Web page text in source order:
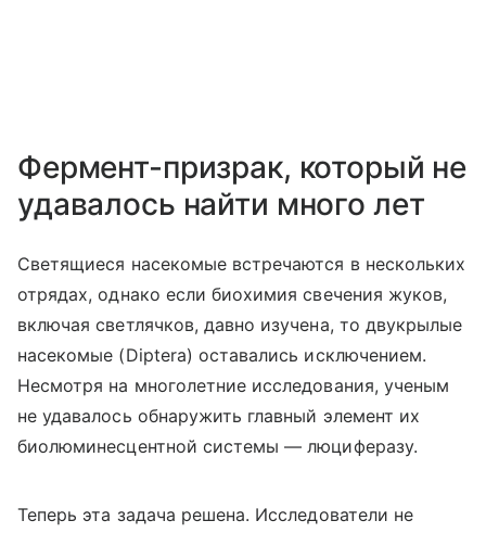
Фермент-призрак, который не
удавалось найти много лет
Светящиеся насекомые встречаются в нескольких
отрядах, однако если биохимия свечения жуков,
включая светлячков, давно изучена, то двукрылые
насекомые (Diptera) оставались исключением.
Несмотря на многолетние исследования, ученым
не удавалось обнаружить главный элемент их
биолюминесцентной системы — люциферазу.
Теперь эта задача решена. Исследователи не